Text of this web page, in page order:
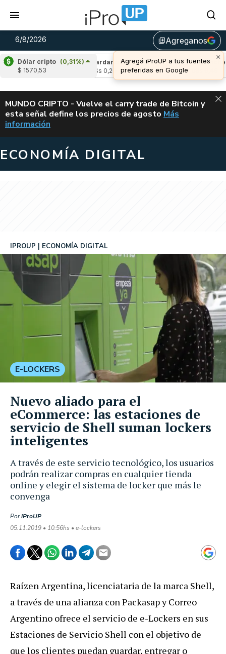
6/8/2026 library_addAgreganos
×
Agregá iProUP a tus fuentes
preferidas en Google
Dólar cripto (0,31%)
$ 1570,53
(-3,56%)
Cardano
(5,99%)
u$s 0,20
Avalanche
(-
u$s 6,46
ALERTA
MUNDO CRIPTO - Vuelve el carry trade de Bitcoin y
esta señal define los precios de agosto VUELVE EL
Más
información
ECONOMÍA DIGITAL
A través de este servicio tecnológico, los usuarios
podrán realizar compras en cualquier tienda
online y elegir el sistema de locker que más le
convenga
IPROUP ECONOMÍA DIGITAL
PoriProUP
05.11.2019 • 10:56hs • e-lockers
E-LOCKERS
Nuevo aliado para el
eCommerce: las estaciones de
servicio de Shell suman lockers
inteligentes
Raízen Argentina, licenciataria de la marca Shell,
a través de una alianza con Packasap y Correo
Argentino ofrece el servicio de e-Lockers en sus
Estaciones de Servicio Shell con el objetivo de
que los clientes puedan guardar, entregar o